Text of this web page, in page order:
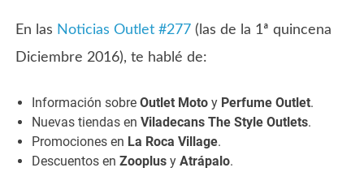
En las Noticias Outlet #277 (las de la 1ª quincena
Diciembre 2016), te hablé de:
Información sobreOutlet Moto y Perfume Outlet.
Nuevas tiendas enViladecans The Style Outlets.
Promociones en La Roca Village.
Descuentos enZooplus yAtrápalo.